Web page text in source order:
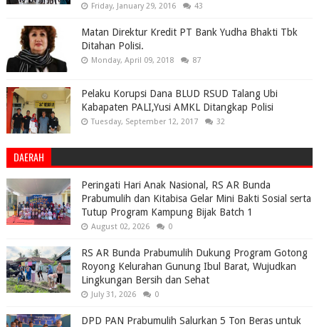
Friday, January 29, 2016 43
Matan Direktur Kredit PT Bank Yudha Bhakti Tbk
Ditahan Polisi.
Monday, April 09, 2018 87
Pelaku Korupsi Dana BLUD RSUD Talang Ubi
Kabapaten PALI,Yusi AMKL Ditangkap Polisi
Tuesday, September 12, 2017 32
DAERAH
Peringati Hari Anak Nasional, RS AR Bunda
Prabumulih dan Kitabisa Gelar Mini Bakti Sosial serta
Tutup Program Kampung Bijak Batch 1
August 02, 2026 0
RS AR Bunda Prabumulih Dukung Program Gotong
Royong Kelurahan Gunung Ibul Barat, Wujudkan
Lingkungan Bersih dan Sehat
July 31, 2026 0
DPD PAN Prabumulih Salurkan 5 Ton Beras untuk